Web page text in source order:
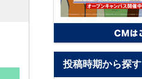
投稿時期から探す